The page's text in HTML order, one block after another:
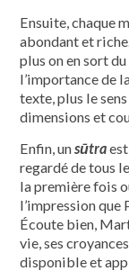
Ensuite, chaque
abondant et
plus on en sort
l’importance de
texte, plus le
dimensions et
Enfin, un sūtra
regardé de tous
la première fois
l’impression que
Écoute bien,
vie, ses
disponible et